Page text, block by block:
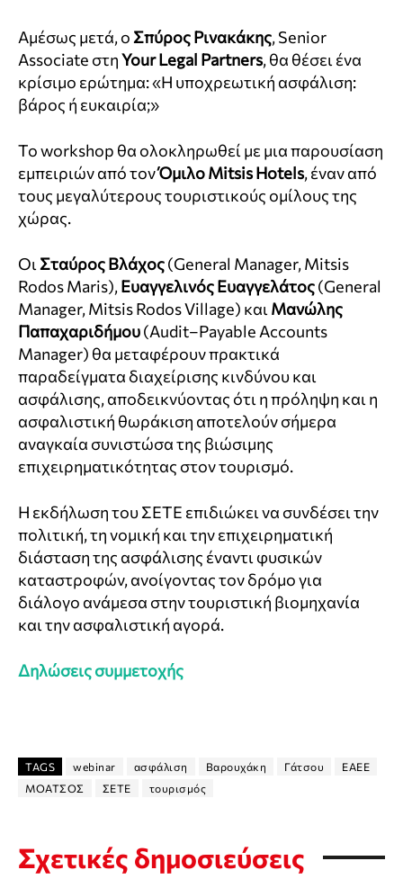
Αμέσως μετά, οΣπύρος Ρινακάκης, Senior
Associate στηYour Legal Partners, θα θέσει ένα
κρίσιμο ερώτημα: «Η υποχρεωτική ασφάλιση:
βάρος ή ευκαιρία;»
Το workshop θα ολοκληρωθεί με μια παρουσίαση
εμπειριών από τονΌμιλο Mitsis Hotels, έναν από
τους μεγαλύτερους τουριστικούς ομίλους της
χώρας.
ΟιΣταύρος Βλάχος(General Manager, Mitsis
Rodos Maris), Ευαγγελινός Ευαγγελάτος(General
Manager, Mitsis Rodos Village) και Μανώλης
Παπαχαριδήμου(Audit–Payable Accounts
Manager) θα μεταφέρουν πρακτικά
παραδείγματα διαχείρισης κινδύνου και
ασφάλισης, αποδεικνύοντας ότι η πρόληψη και η
ασφαλιστική θωράκιση αποτελούν σήμερα
αναγκαία συνιστώσα της βιώσιμης
επιχειρηματικότητας στον τουρισμό.
Η εκδήλωση του ΣΕΤΕ επιδιώκει να συνδέσει την
πολιτική, τη νομική και την επιχειρηματική
διάσταση της ασφάλισης έναντι φυσικών
καταστροφών, ανοίγοντας τον δρόμο για
διάλογο ανάμεσα στην τουριστική βιομηχανία
και την ασφαλιστική αγορά.
Δηλώσεις συμμετοχής
TAGS webinar ασφάλιση Βαρουχάκη Γάτσου
ΕΑΕΕ
ΜΟΑΤΣΟΣ
ΣΕΤΕ τουρισμός
Σχετικές δημοσιεύσεις